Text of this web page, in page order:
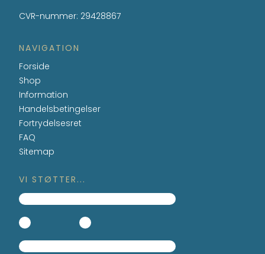
CVR-nummer: 29428867
NAVIGATION
Forside
Shop
Information
Handelsbetingelser
Fortrydelsesret
FAQ
Sitemap
VI STØTTER...